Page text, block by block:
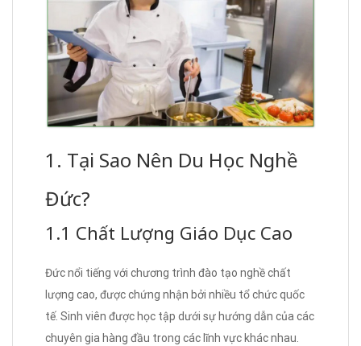
1. Tại Sao Nên Du Học Nghề
Đức?
1.1 Chất Lượng Giáo Dục Cao
Đức nổi tiếng với chương trình đào tạo nghề chất
lượng cao, được chứng nhận bởi nhiều tổ chức quốc
tế. Sinh viên được học tập dưới sự hướng dẫn của các
chuyên gia hàng đầu trong các lĩnh vực khác nhau.